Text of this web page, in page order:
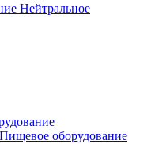
Нейтральное
Пищевое оборудование